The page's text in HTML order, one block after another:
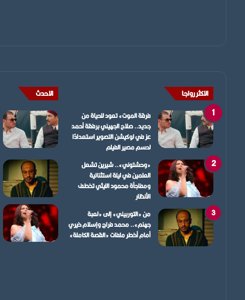
الاكثر رواجا
فرقة الموت» تعود للحياة من
جديد.. صلاح الجهيني برفقة أحمد
عز في لوكيشن التصوير استعدادًا
لحسم مصير الفيلم
«وحشتوني».. شيرين تشعل
العلمين في ليلة استثنائية
ومفاجأة محمود الليثي تخطف
الأنظار
من «التوربيني» إلى «لعبة
جهنم».. محمد فراج وإسلام خيري
أمام أخطر ملفات «القصة الكاملة»
الاحدث